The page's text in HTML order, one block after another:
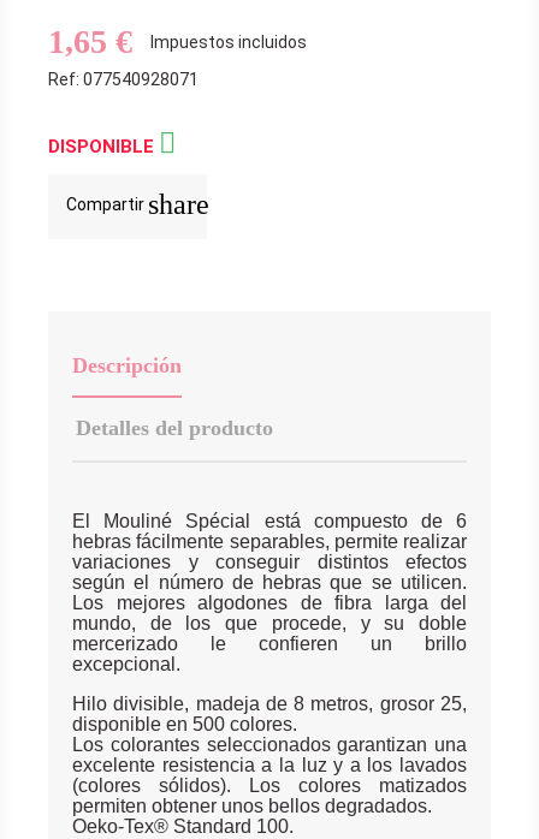
1,65 €
Impuestos incluidos
Ref: 077540928071
DISPONIBLE 
Compartir share
Descripción
Detalles del producto
El Mouliné Spécial está compuesto de 6
hebras fácilmente separables, permite realizar
variaciones y conseguir distintos efectos
según el número de hebras que se utilicen.
Los mejores algodones de fibra larga del
mundo, de los que procede, y su doble
mercerizado le confieren un brillo
excepcional.
Hilo divisible, madeja de 8 metros, grosor 25,
disponible en 500 colores.
Los colorantes seleccionados garantizan una
excelente resistencia a la luz y a los lavados
(colores sólidos). Los colores matizados
permiten obtener unos bellos degradados.
Oeko-Tex® Standard 100.